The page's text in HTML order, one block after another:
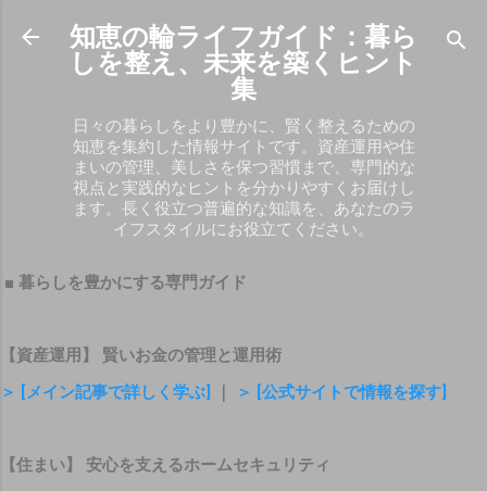
スキップしてメイン コンテンツに移動
知恵の輪ライフガイド：暮ら
しを整え、未来を築くヒント
集
日々の暮らしをより豊かに、賢く整えるための
知恵を集約した情報サイトです。資産運用や住
まいの管理、美しさを保つ習慣まで、専門的な
視点と実践的なヒントを分かりやすくお届けし
ます。長く役立つ普遍的な知識を、あなたのラ
イフスタイルにお役立てください。
■ 暮らしを豊かにする専門ガイド
【資産運用】 賢いお金の管理と運用術
＞ [メイン記事で詳しく学ぶ]
＞ [公式サイトで情報を探す]
【住まい】 安心を支えるホームセキュリティ